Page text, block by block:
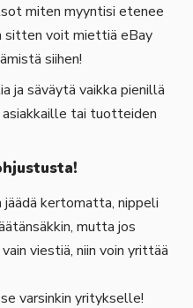
miten myyntisi etenee
sitten voit miettiä eBay
siihen!
ja säväytä vaikka pienillä
tai tuotteiden
kertomatta, nippeli
mutta jos
viestiä, niin voin yrittää
varsinkin yritykselle!